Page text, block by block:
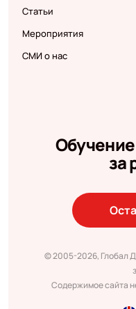
Статьи
Мероприятия
СМИ о нас
за
© 2005-2026, Глобал
Содержимое сайта